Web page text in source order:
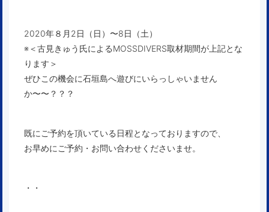
2020年８月2日（日）〜8日（土）
※＜古見きゅう氏によるMOSSDIVERS取材期間が上記とな
ります＞
ぜひこの機会に石垣島へ遊びにいらっしゃいません
か〜〜？？？
既にご予約を頂いている日程となっておりますので、
お早めにご予約・お問い合わせくださいませ。
・・